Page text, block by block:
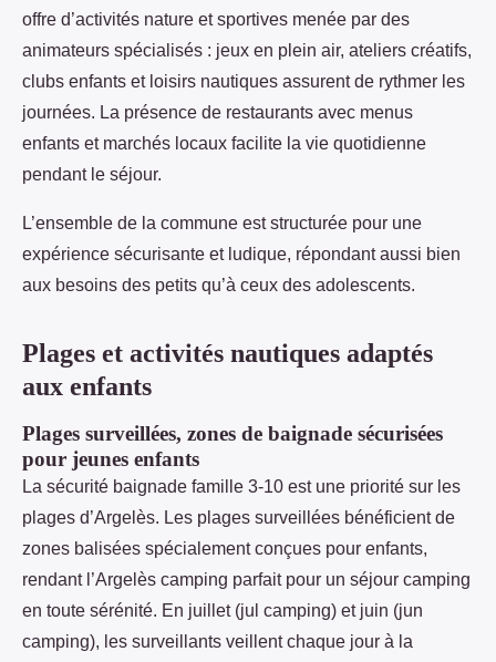
offre d’activités nature et sportives menée par des
animateurs spécialisés : jeux en plein air, ateliers créatifs,
clubs enfants et loisirs nautiques assurent de rythmer les
journées. La présence de restaurants avec menus
enfants et marchés locaux facilite la vie quotidienne
pendant le séjour.
L’ensemble de la commune est structurée pour une
expérience sécurisante et ludique, répondant aussi bien
aux besoins des petits qu’à ceux des adolescents.
Plages et activités nautiques adaptés
aux enfants
Plages surveillées, zones de baignade sécurisées
pour jeunes enfants
La sécurité baignade famille 3-10 est une priorité sur les
plages d’Argelès. Les plages surveillées bénéficient de
zones balisées spécialement conçues pour enfants,
rendant l’Argelès camping parfait pour un séjour camping
en toute sérénité. En juillet (jul camping) et juin (jun
camping), les surveillants veillent chaque jour à la